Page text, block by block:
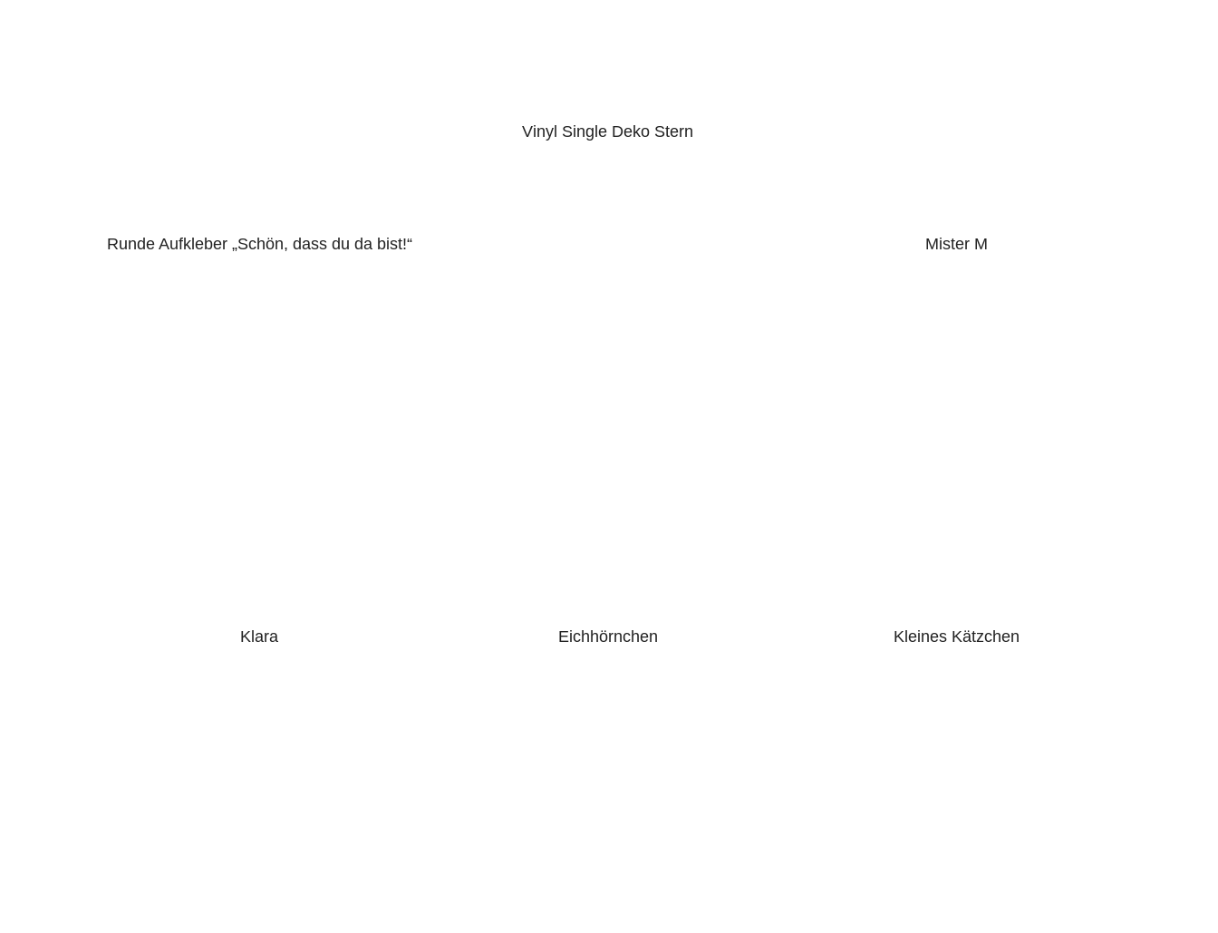
Runde Aufkleber „Schön, dass du da bist!“
Vinyl Single Deko Stern
Mister M
Klara Eichhörnchen Kleines Kätzchen